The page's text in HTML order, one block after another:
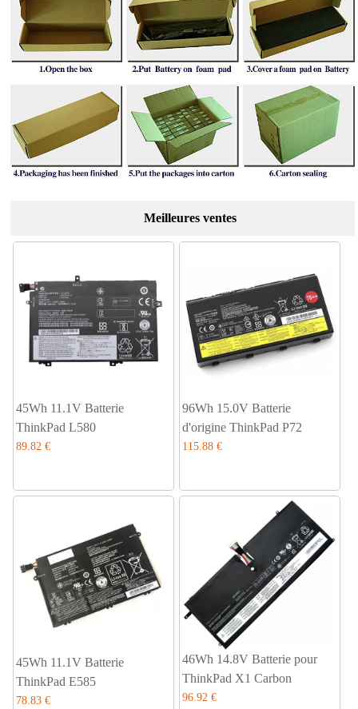
Meilleures ventes
45Wh 11.1V Batterie
ThinkPad L580
89.82 €
96Wh 15.0V Batterie
d'origine ThinkPad P72
115.88 €
45Wh 11.1V Batterie
ThinkPad E585
78.83 €
46Wh 14.8V Batterie pour
ThinkPad X1 Carbon
96.92 €